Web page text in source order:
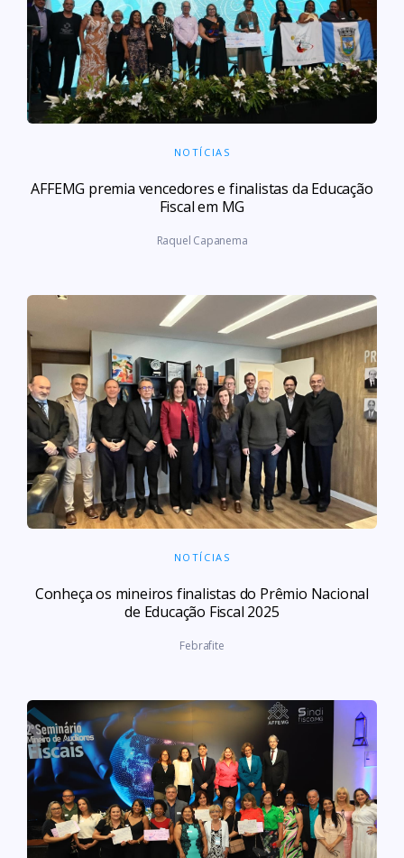
NOTÍCIAS
AFFEMG premia vencedores e finalistas da Educação
Fiscal em MG
Raquel Capanema
NOTÍCIAS
Conheça os mineiros finalistas do Prêmio Nacional
de Educação Fiscal 2025
Febrafite